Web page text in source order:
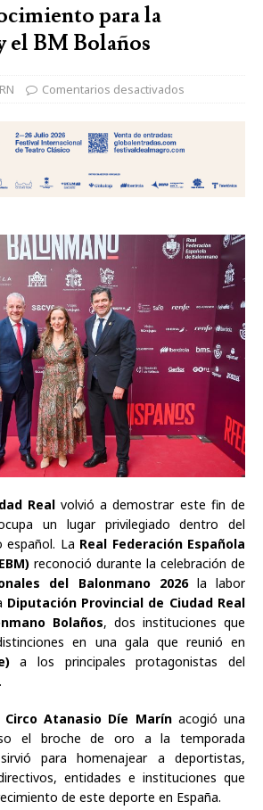
para la
el BM Bolaños
Comentarios desactivados
Realvolvió a demostrar este fin de
un lugar privilegiado dentro del
español. La Real Federación Española
reconoció durante la celebración de
del Balonmano 2026la labor
Diputación Provincial de Ciudad Real
Bolaños, dos instituciones que
en una gala que reunió en
a los principales protagonistas del
Circo Atanasio Díe Marínacogió una
el broche de oro a la temporada
para homenajear a deportistas,
entidades e instituciones que
de este deporte en España.